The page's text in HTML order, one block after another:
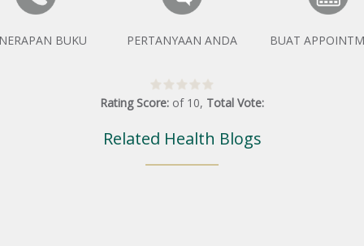
BUKU PERTANYAAN ANDA BUAT
Rating Score: of 10, Total Vote:
Related Health Blogs